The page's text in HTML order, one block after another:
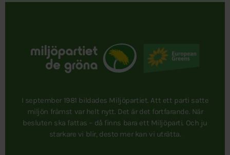
I september 1981 bildades Miljöpartiet. Att ett parti satte
miljön främst var helt nytt. Det är det fortfarande. När
besluten ska fattas – då finns bara ett Miljöparti. Och ju
starkare vi blir, desto mer kan vi uträtta.